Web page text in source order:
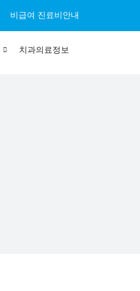
비급여 진료비안내
치과의료정보